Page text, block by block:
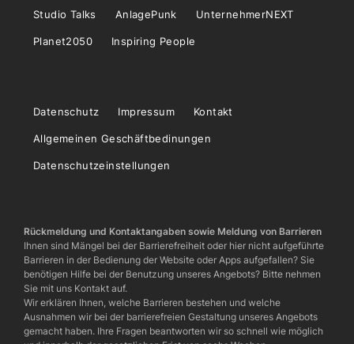
Studio Talks AnlagePunk UnternehmerNEXT
Planet2050 Inspiring People
Datenschutz Impressum Kontakt
Allgemeinen Geschäftbedinungen
Datenschutzeinstellungen
Rückmeldung und Kontaktangaben sowie Meldung von Barrieren
Ihnen sind Mängel bei der Barrierefreiheit oder hier nicht aufgeführte
Barrieren in der Bedienung der Website oder Apps aufgefallen? Sie
benötigen Hilfe bei der Benutzung unseres Angebots? Bitte nehmen
Sie mit uns Kontakt auf.
Wir erklären Ihnen, welche Barrieren bestehen und welche
Ausnahmen wir bei der barrierefreien Gestaltung unseres Angebots
gemacht haben. Ihre Fragen beantworten wir so schnell wie möglich